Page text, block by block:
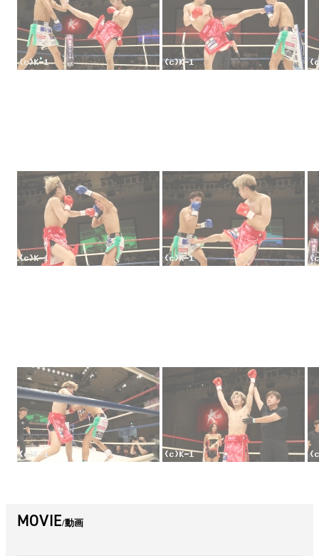
MOVIE 動画